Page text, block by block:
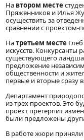
На втором месте
Пряженников и Илья
осуществить за
сравнении с проектом-
Натретьем месте
искусств.
существующего
предложение
общественности и
первые и вторые
Департамент
из трех проектов. Это
проект претерпит
были предложены
В работе жюри приняли